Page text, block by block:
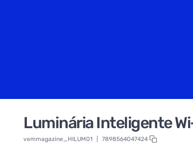
Luminária Inteligente
vemmagazine_HILUM01 7898564047424